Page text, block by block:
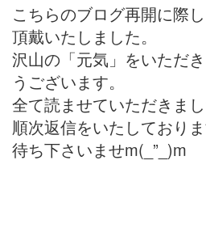
こちらのブログ再開に際
頂戴いたしました。
沢山の「元気」をいただ
うございます。
全て読ませていただきまし
順次返信をいたしており
待ち下さいませm(_”_)m